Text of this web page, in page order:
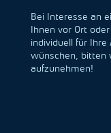
Bei Interesse an
Ihnen vor Ort
individuell für Ihre
wünschen, bitten
aufzunehmen!